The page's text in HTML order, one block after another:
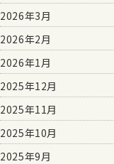
2026年3月
2026年2月
2026年1月
2025年12月
2025年11月
2025年10月
2025年9月